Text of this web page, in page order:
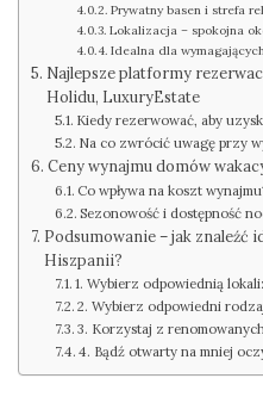
Prywatny basen i strefa
Lokalizacja – spokojna
Idealna dla
Najlepsze platformy
Holidu, LuxuryEstate
Kiedy rezerwować, aby
Na co zwrócić uwagę przy
Ceny wynajmu domów
Co wpływa na koszt
Sezonowość i dostępność
Podsumowanie – jak znaleźć
Hiszpanii?
1. Wybierz odpowiednią
2. Wybierz odpowiedni
3. Korzystaj z
4. Bądź otwarty na mniej